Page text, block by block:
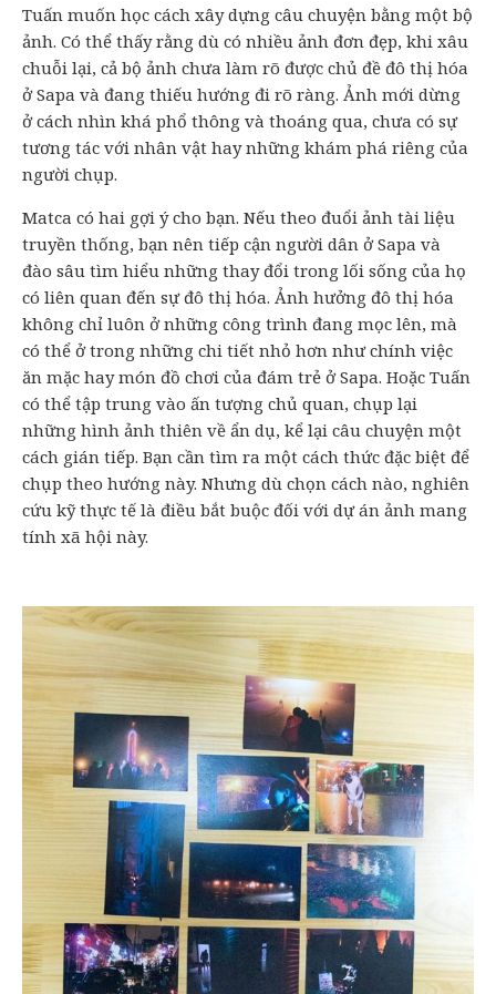
Tuấn muốn học cách xây dựng câu chuyện bằng một bộ
ảnh. Có thể thấy rằng dù có nhiều ảnh đơn đẹp, khi xâu
chuỗi lại, cả bộ ảnh chưa làm rõ được chủ đề đô thị hóa
ở Sapa và đang thiếu hướng đi rõ ràng. Ảnh mới dừng
ở cách nhìn khá phổ thông và thoáng qua, chưa có sự
tương tác với nhân vật hay những khám phá riêng của
người chụp.
Matca có hai gợi ý cho bạn. Nếu theo đuổi ảnh tài liệu
truyền thống, bạn nên tiếp cận người dân ở Sapa và
đào sâu tìm hiểu những thay đổi trong lối sống của họ
có liên quan đến sự đô thị hóa. Ảnh hưởng đô thị hóa
không chỉ luôn ở những công trình đang mọc lên, mà
có thể ở trong những chi tiết nhỏ hơn như chính việc
ăn mặc hay món đồ chơi của đám trẻ ở Sapa. Hoặc Tuấn
có thể tập trung vào ấn tượng chủ quan, chụp lại
những hình ảnh thiên về ẩn dụ, kể lại câu chuyện một
cách gián tiếp. Bạn cần tìm ra một cách thức đặc biệt để
chụp theo hướng này. Nhưng dù chọn cách nào, nghiên
cứu kỹ thực tế là điều bắt buộc đối với dự án ảnh mang
tính xã hội này.